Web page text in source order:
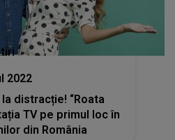
2022
distracție! “Roata
TV pe primul loc în
din România